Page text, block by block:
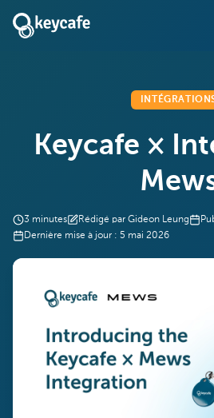
Keycafe ×
3 minutes Rédigé par Gideon Leung
Dernière mise à jour : 5 mai 2026